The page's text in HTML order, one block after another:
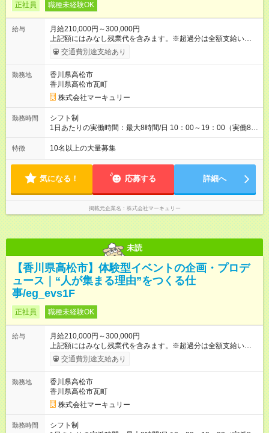
正社員 職種未経験OK
給与
月給210,000円～300,000円
上記額にはみなし残業代を含みます。※超過分は全額支給いたし
ます。 みなし残業代 14,616円／月 みなし残業時間 10時間／月
※能力やスキルを考慮の上、当社規程により決定します。 ーー
に1回の「年次昇給」があり、仕事での成果にあわせて昇給しま
す。特に頑張っている人は、上長の裁量でさらにプラスの昇給
となることも。努力や成長が収入につながる環境です。 【試用
期間】試用期間あり 試用期間の長さ：3ヶ月 雇用形態、給与は
本採用時と同じです。
交通費別途支給あり
勤務地
香川県高松市
香川県高松市瓦町
株式会社マーキュリー
勤務時間
シフト制
1日あたりの実働時間：最大8時間/日 10：00～19：00（実働8時
間） ※勤務地により異なります。
特徴 10名以上の大量募集
気になる！ 応募する 詳細へ
掲載元企業名 株式会社マーキュリー
未読
【香川県高松市】体験型イベントの企画・プロデ
ュース｜“人が集まる理由”をつくる仕
事/eg_evs1F
正社員 職種未経験OK
給与
月給210,000円～300,000円
上記額にはみなし残業代を含みます。※超過分は全額支給いたし
ます。 みなし残業代 14,616円／月 みなし残業時間 10時間／月
※能力やスキルを考慮の上、当社規程により決定します。 ーー
に1回の「年次昇給」があり、仕事での成果にあわせて昇給しま
す。特に頑張っている人は、上長の裁量でさらにプラスの昇給
となることも。努力や成長が収入につながる環境です。 【試用
期間】試用期間あり 試用期間の長さ：3ヶ月 雇用形態、給与は
本採用時と同じです。
交通費別途支給あり
勤務地
香川県高松市
香川県高松市瓦町
株式会社マーキュリー
勤務時間
シフト制